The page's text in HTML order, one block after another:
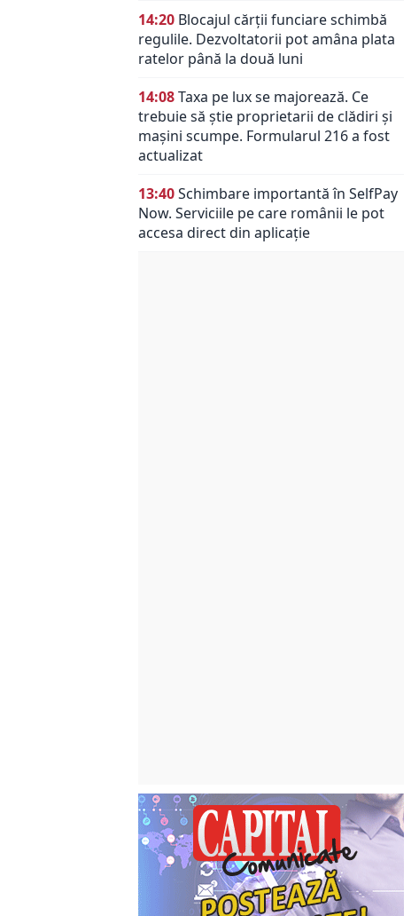
14:20 Blocajul cărții funciare schimbă
regulile. Dezvoltatorii pot amâna plata
ratelor până la două luni
14:08Taxa pe lux se majorează. Ce
trebuie să știe proprietarii de clădiri și
mașini scumpe. Formularul 216 a fost
actualizat
13:40Schimbare importantă în SelfPay
Now. Serviciile pe care românii le pot
accesa direct din aplicație